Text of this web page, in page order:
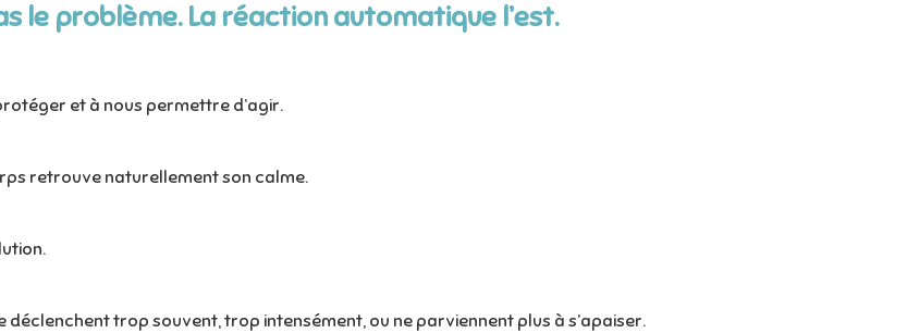
le problème. La réaction automatique l’est.
et à nous permettre d’agir.
retrouve naturellement son calme.
trop souvent, trop intensément, ou ne parviennent plus à s’apaiser.